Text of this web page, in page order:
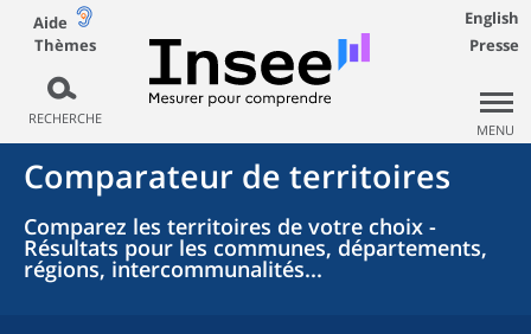
Aide
Thèmes
RECHERCHE
English
Presse
MENU
Comparateur de territoires
Comparez les territoires de votre choix -
Résultats pour les communes, départements,
régions, intercommunalités...